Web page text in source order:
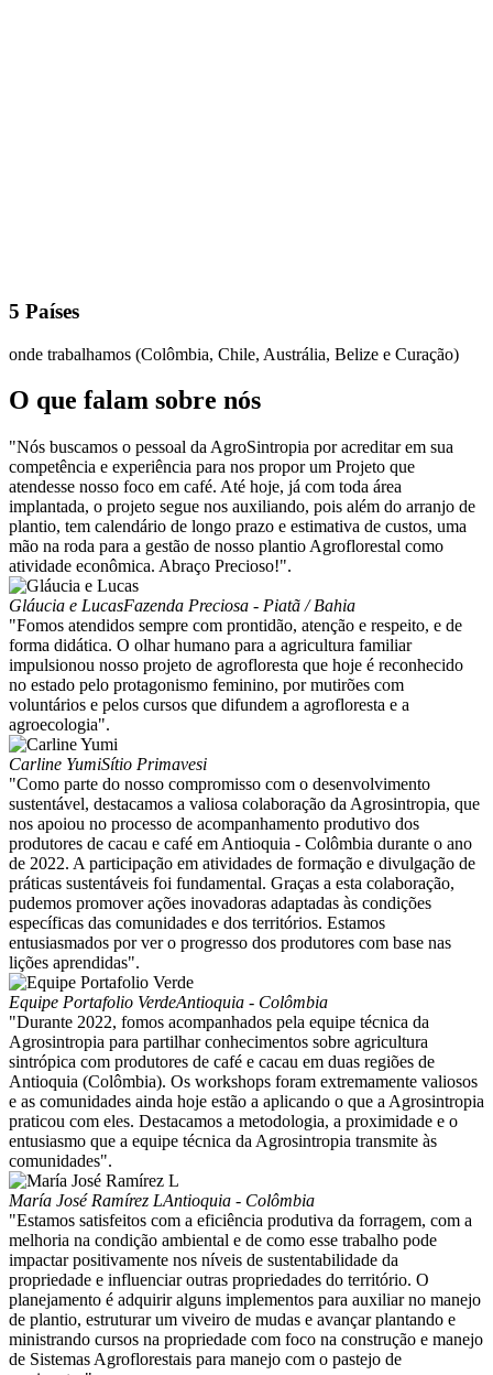
5 Países
onde trabalhamos (Colômbia, Chile, Austrália, Belize e Curação)
O que falam sobre nós
"Nós buscamos o pessoal da AgroSintropia por acreditar em sua
competência e experiência para nos propor um Projeto que
atendesse nosso foco em café. Até hoje, já com toda área
implantada, o projeto segue nos auxiliando, pois além do arranjo de
plantio, tem calendário de longo prazo e estimativa de custos, uma
mão na roda para a gestão de nosso plantio Agroflorestal como
atividade econômica. Abraço Precioso!".
Gláucia e LucasFazenda Preciosa - Piatã / Bahia
"Fomos atendidos sempre com prontidão, atenção e respeito, e de
forma didática. O olhar humano para a agricultura familiar
impulsionou nosso projeto de agrofloresta que hoje é reconhecido
no estado pelo protagonismo feminino, por mutirões com
voluntários e pelos cursos que difundem a agrofloresta e a
agroecologia".
Carline YumiSítio Primavesi
"Como parte do nosso compromisso com o desenvolvimento
sustentável, destacamos a valiosa colaboração da Agrosintropia, que
nos apoiou no processo de acompanhamento produtivo dos
produtores de cacau e café em Antioquia - Colômbia durante o ano
de 2022. A participação em atividades de formação e divulgação de
práticas sustentáveis foi fundamental. Graças a esta colaboração,
pudemos promover ações inovadoras adaptadas às condições
específicas das comunidades e dos territórios. Estamos
entusiasmados por ver o progresso dos produtores com base nas
lições aprendidas".
Equipe Portafolio VerdeAntioquia - Colômbia
"Durante 2022, fomos acompanhados pela equipe técnica da
Agrosintropia para partilhar conhecimentos sobre agricultura
sintrópica com produtores de café e cacau em duas regiões de
Antioquia (Colômbia). Os workshops foram extremamente valiosos
e as comunidades ainda hoje estão a aplicando o que a Agrosintropia
praticou com eles. Destacamos a metodologia, a proximidade e o
entusiasmo que a equipe técnica da Agrosintropia transmite às
comunidades".
María José Ramírez LAntioquia - Colômbia
"Estamos satisfeitos com a eficiência produtiva da forragem, com a
melhoria na condição ambiental e de como esse trabalho pode
impactar positivamente nos níveis de sustentabilidade da
propriedade e influenciar outras propriedades do território. O
planejamento é adquirir alguns implementos para auxiliar no manejo
de plantio, estruturar um viveiro de mudas e avançar plantando e
ministrando cursos na propriedade com foco na construção e manejo
de Sistemas Agroflorestais para manejo com o pastejo de